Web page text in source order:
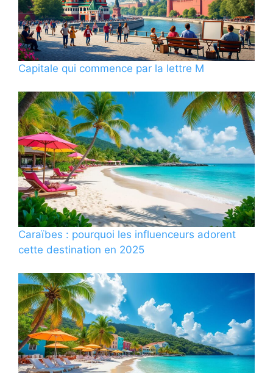
Capitale qui commence par la lettre M
Caraïbes : pourquoi les influenceurs adorent
cette destination en 2025